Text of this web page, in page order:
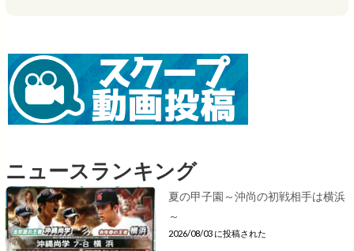
ニュースランキング
夏の甲子園～沖尚の初戦相手は横浜
～
2026/08/03 に投稿された